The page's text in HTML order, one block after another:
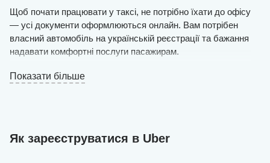
Щоб почати працювати у таксі, не потрібно їхати до офісу
— усі документи оформлюються онлайн. Вам потрібен
власний автомобіль на українській реєстрації та бажання
надавати комфортні послуги пасажирам.
Залишайте заявку на сайті онлайн і чекайте рішення.
Якщо воно позитивне, вже протягом дня ви зможете
створюють обліковий запис і завантажують усі необхідні
дані, щоб ви могли розпочати роботу без зайвих
Показати більше
Як зареєструватися в Uber